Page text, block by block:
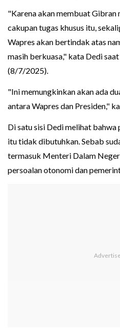
"Karena akan membuat
cakupan tugas khusus itu,
Wapres akan bertindak atas
masih berkuasa," kata Dedi
(8/7/2025).
"Ini memungkinkan akan ada
antara Wapres dan Presiden,"
Di satu sisi Dedi melihat bahwa
itu tidak dibutuhkan. Sebab
termasuk Menteri Dalam
persoalan otonomi dan